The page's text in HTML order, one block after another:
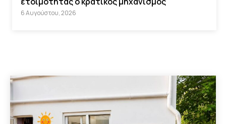
6 Αυγούστου, 2026